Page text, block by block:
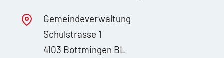
Gemeindeverwaltung
Schulstrasse 1
4103 Bottmingen BL